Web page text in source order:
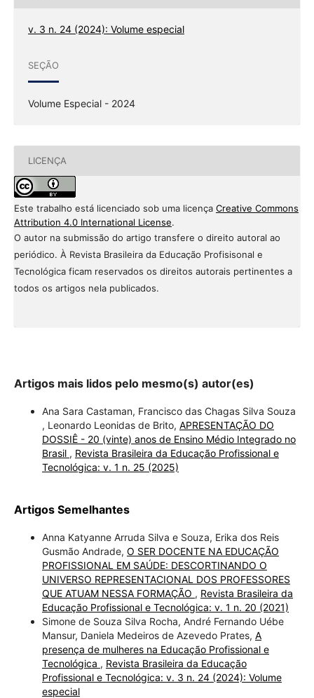
v. 3 n. 24 (2024): Volume especial
SEÇÃO
Volume Especial - 2024
LICENÇA
Este trabalho está licenciado sob uma licença Creative Commons
Attribution 4.0 International License.
O autor na submissão do artigo transfere o direito autoral ao
periódico. À Revista Brasileira da Educação Profisisonal e
Tecnológica ficam reservados os direitos autorais pertinentes a
todos os artigos nela publicados.
Artigos mais lidos pelo mesmo(s) autor(es)
Ana Sara Castaman, Francisco das Chagas Silva Souza
, Leonardo Leonidas de Brito, APRESENTAÇÃO DO
DOSSIÊ - 20 (vinte) anos de Ensino Médio Integrado no
Brasil , Revista Brasileira da Educação Profissional e
Tecnológica: v. 1 n. 25 (2025)
Artigos Semelhantes
Anna Katyanne Arruda Silva e Souza, Erika dos Reis
Gusmão Andrade, O SER DOCENTE NA EDUCAÇÃO
PROFISSIONAL EM SAÚDE: DESCORTINANDO O
UNIVERSO REPRESENTACIONAL DOS PROFESSORES
QUE ATUAM NESSA FORMAÇÃO , Revista Brasileira da
Educação Profissional e Tecnológica: v. 1 n. 20 (2021)
Simone de Souza Silva Rocha, André Fernando Uébe
Mansur, Daniela Medeiros de Azevedo Prates, A
presença de mulheres na Educação Profissional e
Tecnológica , Revista Brasileira da Educação
Profissional e Tecnológica: v. 3 n. 24 (2024): Volume
especial